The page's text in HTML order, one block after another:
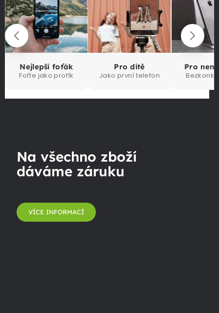
Nejlepší foťák
Foťte jako profík
Pro dítě
Jako první telefon
Pro
Na všechno zboží
dáváme záruku
VÍCE INFORMACÍ